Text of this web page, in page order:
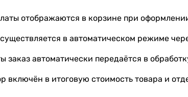
отображаются в корзине при
в автоматическом режиме
заказ автоматически передаётся в
включён в итоговую стоимость товара и